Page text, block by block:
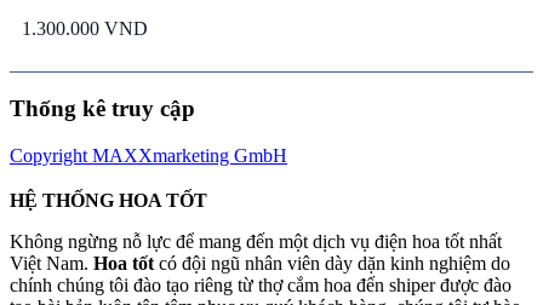
1.300.000 VND
Thống kê truy cập
Copyright MAXXmarketing GmbH
HỆ THỐNG HOA TỐT
Không ngừng nỗ lực để mang đến một dịch vụ điện hoa tốt nhất
Việt Nam. Hoa tốt có đội ngũ nhân viên dày dặn kinh nghiệm do
chính chúng tôi đào tạo riêng từ thợ cắm hoa đến shiper được đào